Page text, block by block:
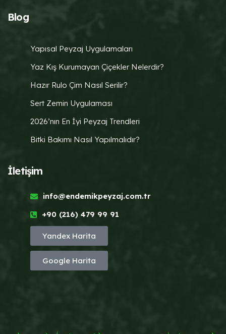
Blog
Yapısal Peyzaj Uygulamaları
Yaz Kış Kurumayan Çiçekler Nelerdir?
Hazır Rulo Çim Nasıl Serilir?
Sert Zemin Uygulaması
2026’nın En İyi Peyzaj Trendleri
Bitki Bakımı Nasıl Yapılmalıdır?
İletişim
info@endemikpeyzaj.com.tr
+90 (216) 479 99 91
Yandex Harita
Google Harita